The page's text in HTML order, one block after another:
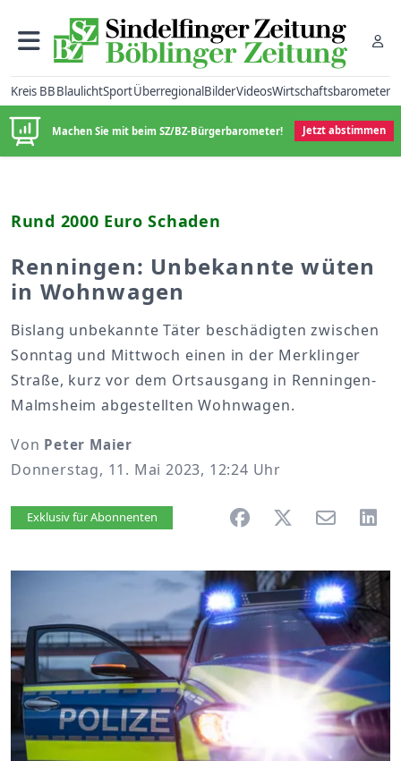
Kreis BBBlaulichtSportÜberregionalBilderVideosWirtschaftsbarometer
Machen Sie mit beim SZ/BZ-Bürgerbarometer! Jetzt abstimmen
Rund 2000 Euro Schaden
Renningen: Unbekannte wüten
in Wohnwagen
Bislang unbekannte Täter beschädigten zwischen
Sonntag und Mittwoch einen in der Merklinger
Straße, kurz vor dem Ortsausgang in Renningen-
Malmsheim abgestellten Wohnwagen.
Von Peter Maier
Donnerstag, 11. Mai 2023, 12:24 Uhr
Artikel vorlesen
Exklusiv für Abonnenten